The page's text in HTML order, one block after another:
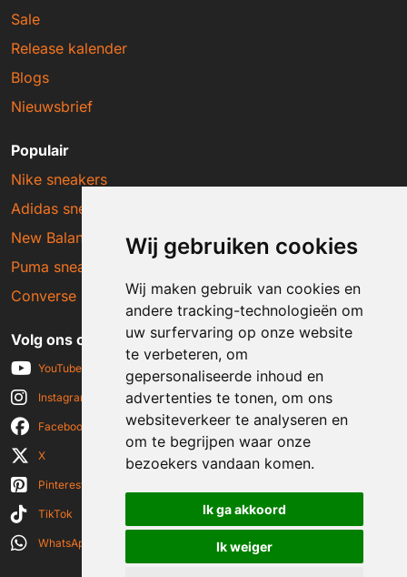
Wij gebruiken cookies
Wij maken gebruik van cookies en
andere tracking-technologieën om
uw surfervaring op onze website
te verbeteren, om
gepersonaliseerde inhoud en
advertenties te tonen, om ons
websiteverkeer te analyseren en
om te begrijpen waar onze
bezoekers vandaan komen.
Ik ga akkoord
Ik weiger
Sale
Release kalender
Blogs
Nieuwsbrief
Populair
Nike sneakers
Adidas sneakers
New Balance sneakers
Puma sneakers
Converse sneakers
Volg ons op social media
YouTube
Instagram
Facebook
X
Pinterest
TikTok
WhatsApp